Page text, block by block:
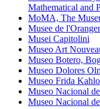
Mathematical and
MoMA, The
Musee de
Musei Capitolini
Museo Art
Museo Botero,
Museo Dolores
Museo Frida Kahlo
Museo Nacional
Museo Nacional